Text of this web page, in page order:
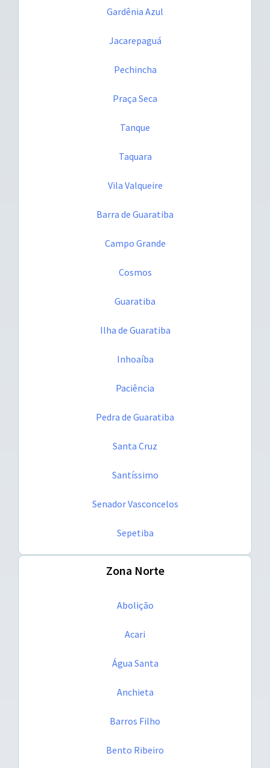
Gardênia Azul
Jacarepaguá
Pechincha
Praça Seca
Tanque
Taquara
Vila Valqueire
Barra de Guaratiba
Campo Grande
Cosmos
Guaratiba
Ilha de Guaratiba
Inhoaíba
Paciência
Pedra de Guaratiba
Santa Cruz
Santíssimo
Senador Vasconcelos
Sepetiba
Zona Norte
Abolição
Acari
Água Santa
Anchieta
Barros Filho
Bento Ribeiro